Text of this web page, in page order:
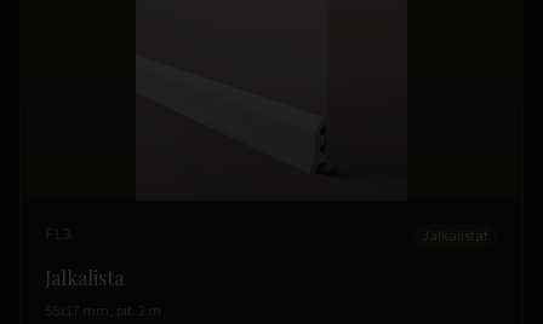
FL3 Jalkalistat
Jalkalista
55x17 mm, pit. 2 m